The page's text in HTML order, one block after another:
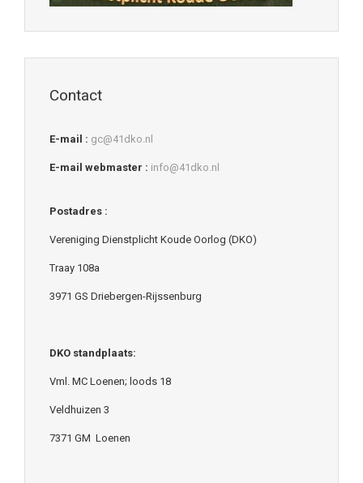
Contact
E-mail : gc@41dko.nl
E-mail webmaster : info@41dko.nl
Postadres :
Vereniging Dienstplicht Koude Oorlog (DKO)
Traay 108a
3971 GS Driebergen-Rijssenburg
DKO standplaats:
Vml. MC Loenen; loods 18
Veldhuizen 3
7371 GM Loenen